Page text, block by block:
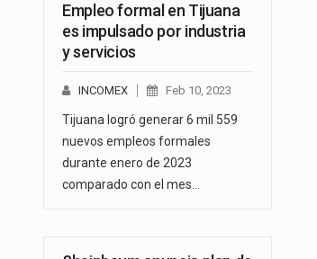
Empleo formal en Tijuana
es impulsado por industria
y servicios
INCOMEX Feb 10, 2023
Tijuana logró generar 6 mil 559
nuevos empleos formales
durante enero de 2023
comparado con el mes…